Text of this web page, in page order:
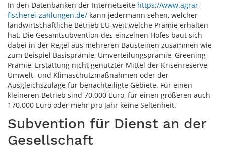
In den Datenbanken der Internetseite https://www.agrar-
fischerei-zahlungen.de/ kann jedermann sehen, welcher
landwirtschaftliche Betrieb EU-weit welche Prämie erhalten
hat. Die Gesamtsubvention des einzelnen Hofes baut sich
dabei in der Regel aus mehreren Bausteinen zusammen wie
zum Beispiel Basisprämie, Umverteilungsprämie, Greening-
Prämie, Erstattung nicht genutzter Mittel der Krisenreserve,
Umwelt- und Klimaschutzmaßnahmen oder der
Ausgleichszulage für benachteiligte Gebiete. Für einen
kleineren Betrieb sind 70.000 Euro, für einen größeren auch
170.000 Euro oder mehr pro Jahr keine Seltenheit.
Subvention für Dienst an der
Gesellschaft